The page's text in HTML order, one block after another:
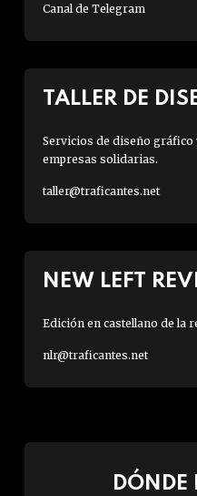
Canal de Telegram
TALLER DE
Servicios de diseño gráfico
empresas solidarias.
taller@traficantes.net
NEW LEFT
Edición en castellano de la
nlr@traficantes.net
DÓNDE